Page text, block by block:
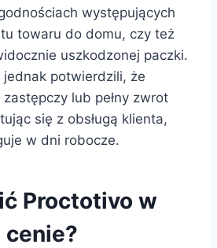
występujących
towaru do domu, czy też
uszkodzonej paczki.
potwierdzili, że
lub pełny zwrot
się z obsługą klienta,
w dni robocze.
Proctotivo w